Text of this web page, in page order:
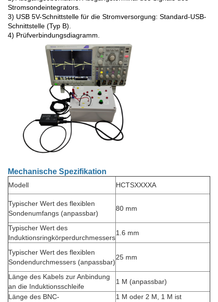
Stromsondeintegrators.
3) USB 5V-Schnittstelle für die Stromversorgung: Standard-USB-
Schnittstelle (Typ B).
4) Prüfverbindungsdiagramm.
Mechanische Spezifikation
Modell HCTSXXXXA
Typischer Wert des flexiblen
Sondenumfangs (anpassbar)
80 mm
Typischer Wert des
Induktionsringkörperdurchmessers
1.6 mm
Typischer Wert des flexiblen
Sondendurchmessers (anpassbar)
25 mm
Länge des Kabels zur Anbindung
an die Induktionsschleife
1 M (anpassbar)
Länge des BNC-
1 M oder 2 M, 1 M ist